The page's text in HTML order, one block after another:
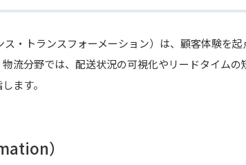
ス・トランスフォーメーション）は、顧客体験を
流分野では、配送状況の可視化やリードタイム
ます。
）